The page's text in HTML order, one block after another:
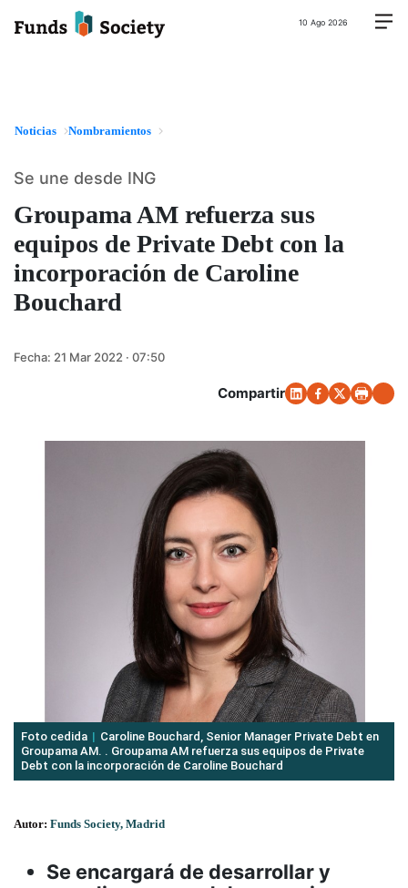
10 Ago 2026
Noticias Nombramientos
Groupama AM refuerza sus
equipos de Private Debt con la
incorporación de Caroline
Bouchard
Se une desde ING
Fecha: 21 Mar 2022 · 07:50
Compartir
Foto cedida
Caroline Bouchard, Senior Manager Private Debt en
Groupama AM. . Groupama AM refuerza sus equipos de Private
Debt con la incorporación de Caroline Bouchard
Autor: Funds Society, Madrid
Se encargará de desarrollar y